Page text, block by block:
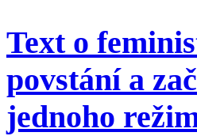
Text o
povstání a
jednoho